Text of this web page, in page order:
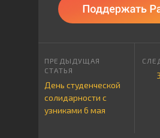
День студенческой
солидарности с
узниками 6 мая